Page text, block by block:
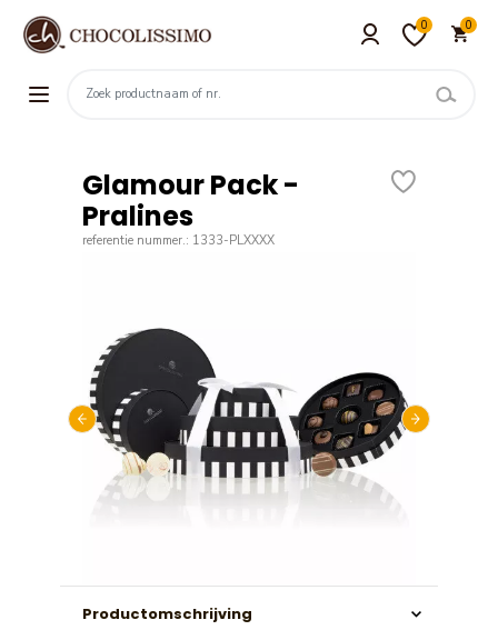
0 0
Glamour Pack -
Pralines
referentie nummer.: 1333-PLXXXX
Productomschrijving